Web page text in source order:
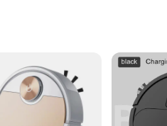
ease. Its robust motor ensures a
space, this electric broom is the go-